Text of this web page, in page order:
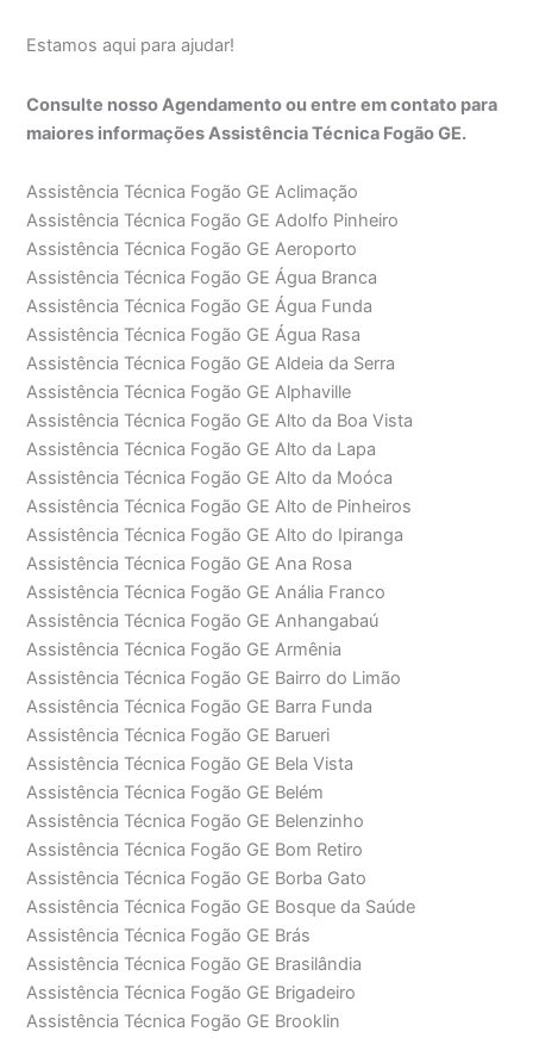
Estamos aqui para ajudar!
Consulte nosso Agendamento ou entre em contato para
maiores informações Assistência Técnica Fogão GE.
Assistência Técnica Fogão GE Aclimação
Assistência Técnica Fogão GE Adolfo Pinheiro
Assistência Técnica Fogão GE Aeroporto
Assistência Técnica Fogão GE Água Branca
Assistência Técnica Fogão GE Água Funda
Assistência Técnica Fogão GE Água Rasa
Assistência Técnica Fogão GE Aldeia da Serra
Assistência Técnica Fogão GE Alphaville
Assistência Técnica Fogão GE Alto da Boa Vista
Assistência Técnica Fogão GE Alto da Lapa
Assistência Técnica Fogão GE Alto da Moóca
Assistência Técnica Fogão GE Alto de Pinheiros
Assistência Técnica Fogão GE Alto do Ipiranga
Assistência Técnica Fogão GE Ana Rosa
Assistência Técnica Fogão GE Anália Franco
Assistência Técnica Fogão GE Anhangabaú
Assistência Técnica Fogão GE Armênia
Assistência Técnica Fogão GE Bairro do Limão
Assistência Técnica Fogão GE Barra Funda
Assistência Técnica Fogão GE Barueri
Assistência Técnica Fogão GE Bela Vista
Assistência Técnica Fogão GE Belém
Assistência Técnica Fogão GE Belenzinho
Assistência Técnica Fogão GE Bom Retiro
Assistência Técnica Fogão GE Borba Gato
Assistência Técnica Fogão GE Bosque da Saúde
Assistência Técnica Fogão GE Brás
Assistência Técnica Fogão GE Brasilândia
Assistência Técnica Fogão GE Brigadeiro
Assistência Técnica Fogão GE Brooklin